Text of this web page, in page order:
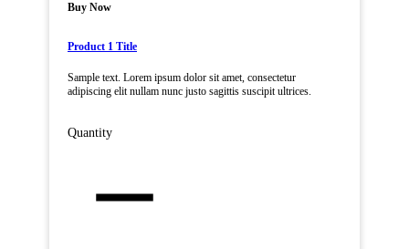
Buy Now
Product 1 Title
Sample text. Lorem ipsum dolor sit amet, consectetur
adipiscing elit nullam nunc justo sagittis suscipit ultrices.
Quantity